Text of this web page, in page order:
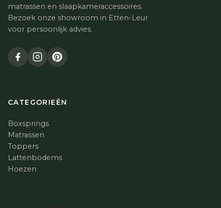
matrassen en slaapkameraccessoires.
Bezoek onze showroom in Etten-Leur
voor persoonlijk advies.
CATEGORIEËN
Boxsprings
Matrassen
Toppers
Lattenbodems
Hoezen